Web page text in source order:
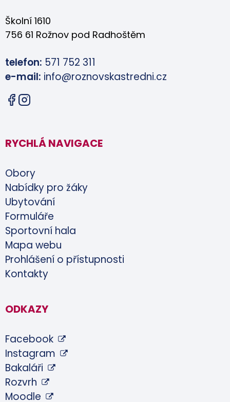
Školní 1610
756 61 Rožnov pod Radhoštěm
telefon: 571 752 311
e-mail: info@roznovskastredni.cz
RYCHLÁ NAVIGACE
Obory
Nabídky pro žáky
Ubytování
Formuláře
Sportovní hala
Mapa webu
Prohlášení o přístupnosti
Kontakty
ODKAZY
Facebook
Instagram
Bakaláři
Rozvrh
Moodle